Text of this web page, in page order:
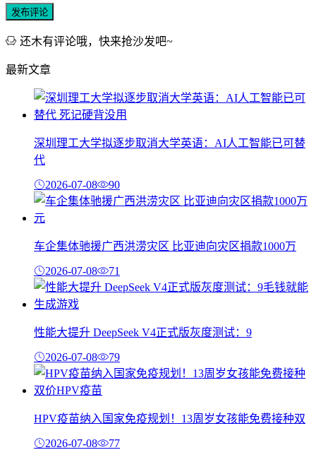
发布评论
还木有评论哦，快来抢沙发吧~
最新文章
深圳理工大学拟逐步取消大学英语：AI人工智能已可替
代
2026-07-08 90
车企集体驰援广西洪涝灾区 比亚迪向灾区捐款1000万
2026-07-08 71
性能大提升 DeepSeek V4正式版灰度测试：9
2026-07-08 79
HPV疫苗纳入国家免疫规划！13周岁女孩能免费接种双
2026-07-08 77